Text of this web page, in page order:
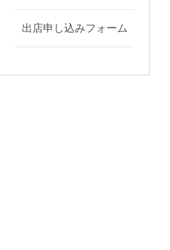
出店申し込みフォーム